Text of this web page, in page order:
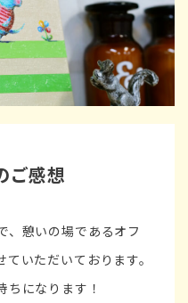
ご感想
、憩いの場であるオフ
いただいております。
ちになります！